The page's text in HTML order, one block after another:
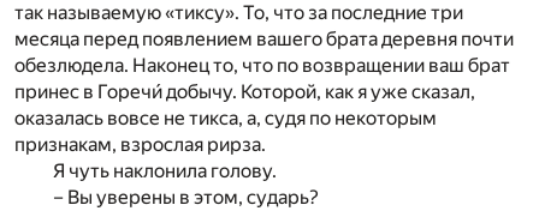
так называемую «тиксу». То, что за последние три
месяца перед появлением вашего брата деревня почти
обезлюдела. Наконец то, что по возвращении ваш брат
принес в Горечи́ добычу. Которой, как я уже сказал,
оказалась вовсе не тикса, а, судя по некоторым
признакам, взрослая рирза.
Я чуть наклонила голову.
– Вы уверены в этом, сударь?